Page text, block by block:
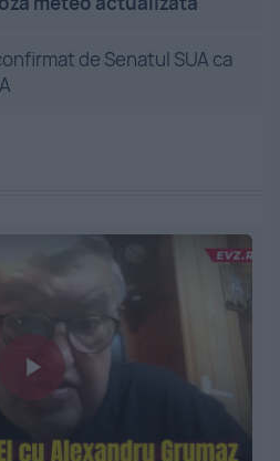
de Senatul SUA ca